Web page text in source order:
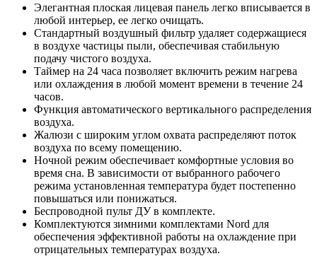
Элегантная плоская лицевая панель легко вписывается в
любой интерьер, ее легко очищать.
Стандартный воздушный фильтр удаляет содержащиеся
в воздухе частицы пыли, обеспечивая стабильную
подачу чистого воздуха.
Таймер на 24 часа позволяет включить режим нагрева
или охлаждения в любой момент времени в течение 24
часов.
Функция автоматического вертикального распределения
воздуха.
Жалюзи с широким углом охвата распределяют поток
воздуха по всему помещению.
Ночной режим обеспечивает комфортные условия во
время сна. В зависимости от выбранного рабочего
режима установленная температура будет постепенно
повышаться или понижаться.
Беспроводной пульт ДУ в комплекте.
Комплектуются зимними комплектами Nord для
обеспечения эффективной работы на охлаждение при
отрицательных температурах воздуха.